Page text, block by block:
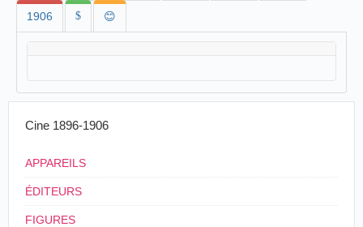
1906 $ 😊
Cine 1896-1906
APPAREILS
ÉDITEURS
FIGURES